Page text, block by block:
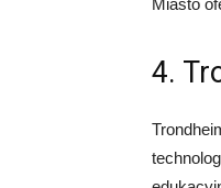
Miasto
4.